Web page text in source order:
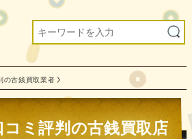
の古銭買取業者
コミ評判の古銭買取店